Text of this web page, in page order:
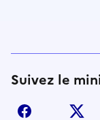
Suivez le
facebook